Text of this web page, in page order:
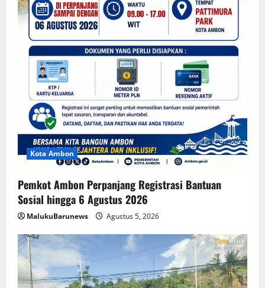
Kota Ambon
Pemkot Ambon Perpanjang Registrasi Bantuan
Sosial hingga 6 Agustus 2026
MalukuBarunews Agustus 5, 2026